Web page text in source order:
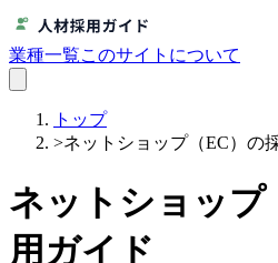
業種一覧このサイトについて
トップ
>ネットショップ（EC）の
ネットショップ
用ガイド